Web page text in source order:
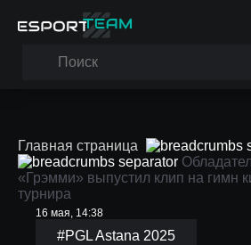
Главная страница
«Грэмми» выпустил клип на гимн
турнира
16 мая, 14:38
#PGL Astana 2025
Обладатель премии
«Грэмми» выпустил